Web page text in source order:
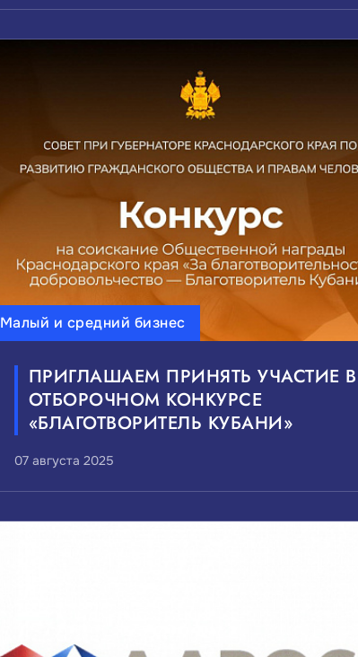
Малый и средний бизнес
ПРИГЛАШАЕМ ПРИНЯТЬ УЧАСТИЕ В
ОТБОРОЧНОМ КОНКУРСЕ
«БЛАГОТВОРИТЕЛЬ КУБАНИ»
07 августа 2025